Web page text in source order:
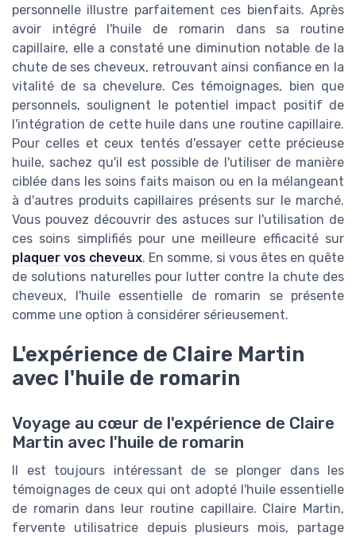
personnelle illustre parfaitement ces bienfaits. Après
avoir intégré l'huile de romarin dans sa routine
capillaire, elle a constaté une diminution notable de la
chute de ses cheveux, retrouvant ainsi confiance en la
vitalité de sa chevelure. Ces témoignages, bien que
personnels, soulignent le potentiel impact positif de
l'intégration de cette huile dans une routine capillaire.
Pour celles et ceux tentés d'essayer cette précieuse
huile, sachez qu'il est possible de l'utiliser de manière
ciblée dans les soins faits maison ou en la mélangeant
à d'autres produits capillaires présents sur le marché.
Vous pouvez découvrir des astuces sur l'utilisation de
ces soins simplifiés pour une meilleure efficacité sur
plaquer vos cheveux. En somme, si vous êtes en quête
de solutions naturelles pour lutter contre la chute des
cheveux, l'huile essentielle de romarin se présente
comme une option à considérer sérieusement.
L'expérience de Claire Martin
avec l'huile de romarin
Voyage au cœur de l'expérience de Claire
Martin avec l'huile de romarin
Il est toujours intéressant de se plonger dans les
témoignages de ceux qui ont adopté l'huile essentielle
de romarin dans leur routine capillaire. Claire Martin,
fervente utilisatrice depuis plusieurs mois, partage